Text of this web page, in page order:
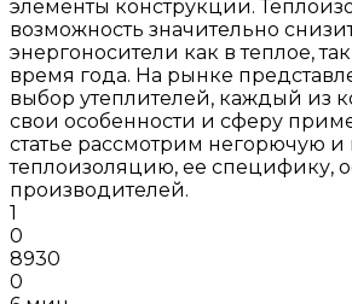
элементы конструкции.
возможность значительно
энергоносители как в теплое,
время года. На рынке
выбор утеплителей, каждый из
свои особенности и сферу
статье рассмотрим негорючую и
теплоизоляцию, ее специфику,
производителей.
1
0
8930
0